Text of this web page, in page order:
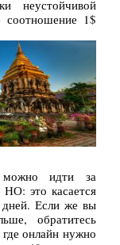
неустойчивой
соотношение 1$
идти за
это касается
Если же вы
обратитесь
онлайн нужно